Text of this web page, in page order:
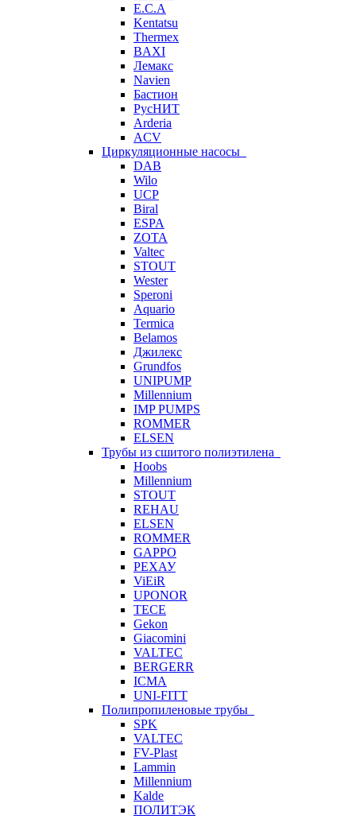
E.C.A
Kentatsu
Thermex
BAXI
Лемакс
Navien
Бастион
РусНИТ
Arderia
ACV
Циркуляционные насосы
DAB
Wilo
UCP
Biral
ESPA
ZOTA
Valtec
STOUT
Wester
Speroni
Aquario
Termica
Belamos
Джилекс
Grundfos
UNIPUMP
Millennium
IMP PUMPS
ROMMER
ELSEN
Трубы из сшитого полиэтилена
Hoobs
Millennium
STOUT
REHAU
ELSEN
ROMMER
GAPPO
РЕХАУ
ViEiR
UPONOR
TECE
Gekon
Giacomini
VALTEC
BERGERR
ICMA
UNI-FITT
Полипропиленовые трубы
SPK
VALTEC
FV-Plast
Lammin
Millennium
Kalde
ПОЛИТЭК